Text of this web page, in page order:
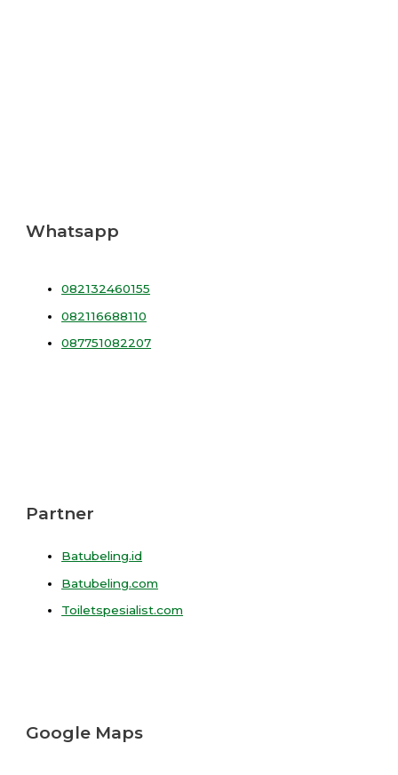
Whatsapp
082132460155
082116688110
087751082207
Partner
Batubeling.id
Batubeling.com
Toiletspesialist.com
Google Maps